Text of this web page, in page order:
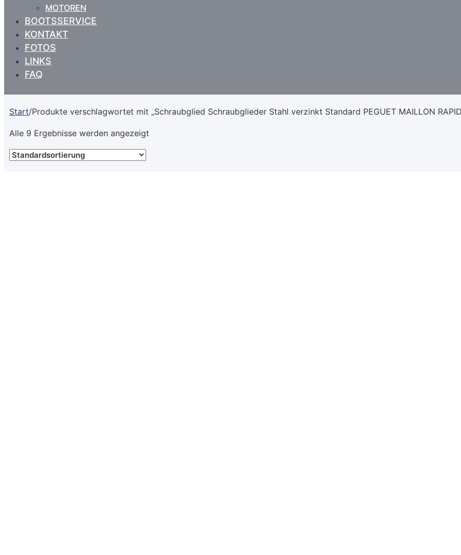
MOTOREN
BOOTSSERVICE
KONTAKT
FOTOS
LINKS
FAQ
Start/Produkte verschlagwortet mit „Schraubglied Schraubglieder Stahl verzinkt Standard PEGUET MAILLON
Alle 9 Ergebnisse werden angezeigt